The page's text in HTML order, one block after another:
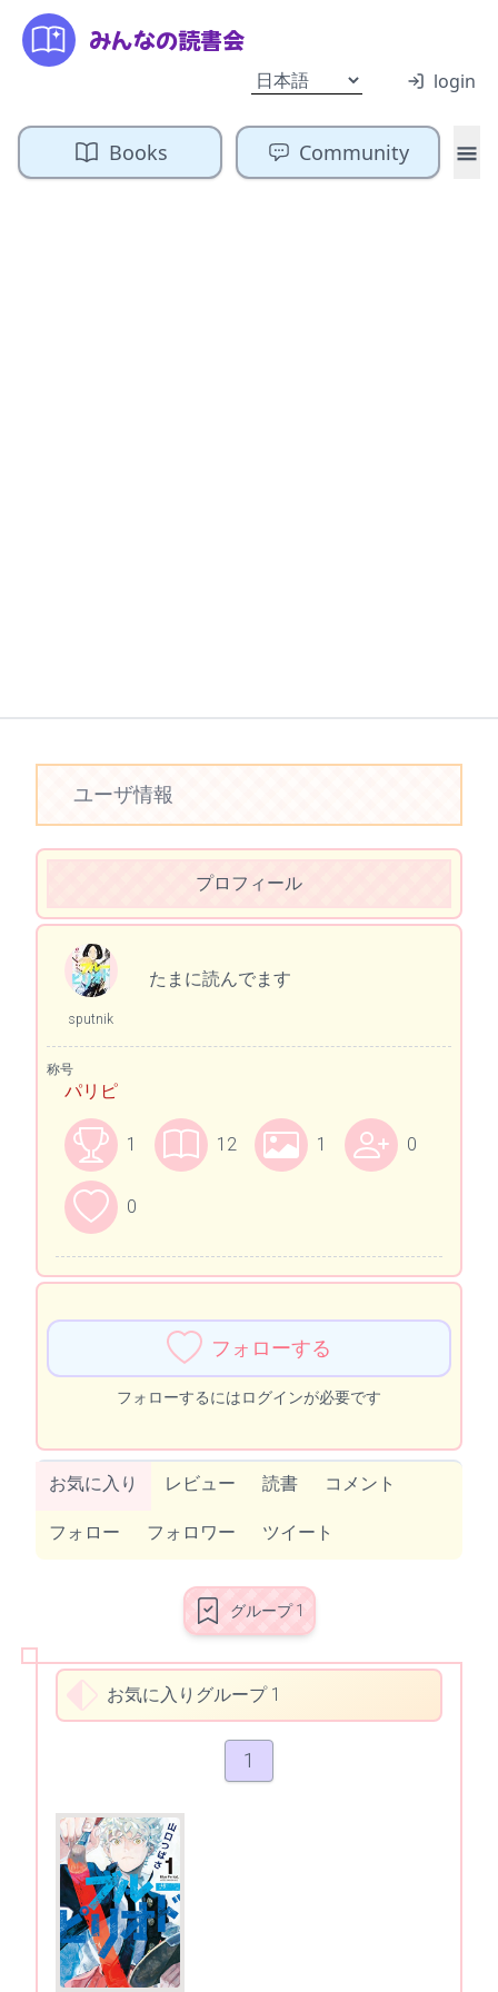
みんなの読書会
login
Books Community
ユーザ情報
プロフィール
sputnik
たまに読んでます
称号
パリピ
1 12 1 0
0
フォローする
フォローするにはログインが必要です
お気に入り レビュー 読書 コメント
フォロー フォロワー ツイート
グループ 1
お気に入りグループ 1
1